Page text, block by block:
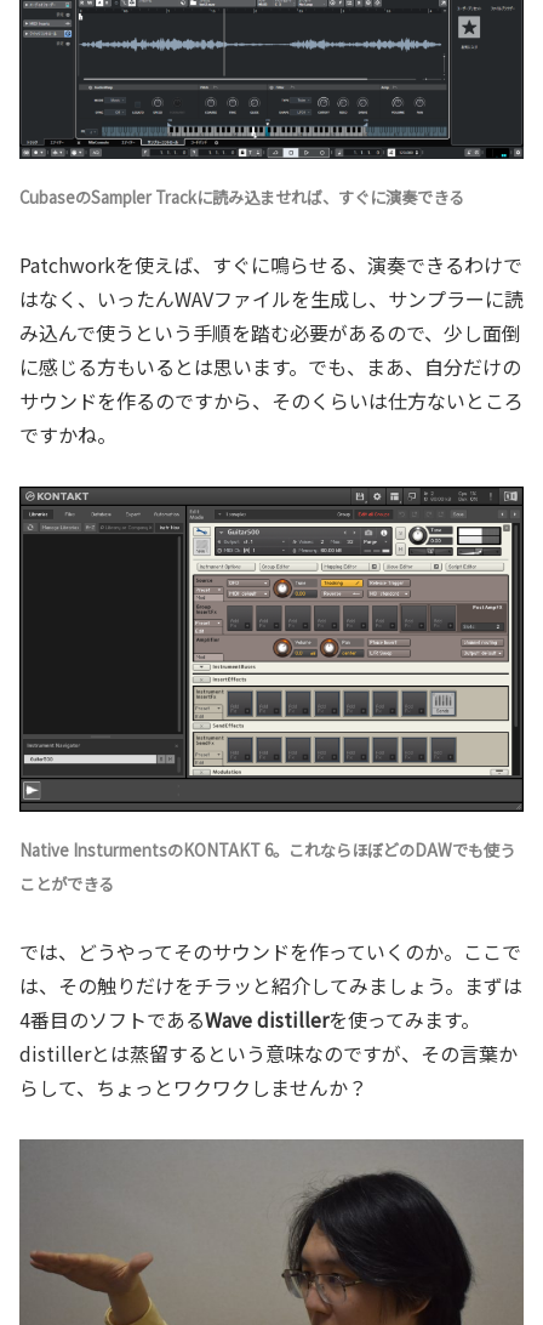
CubaseのSampler Trackに読み込ませれば、すぐに演奏できる
Patchworkを使えば、すぐに鳴らせる、演奏できるわけで
はなく、いったんWAVファイルを生成し、サンプラーに読
み込んで使うという手順を踏む必要があるので、少し面倒
に感じる方もいるとは思います。でも、まあ、自分だけの
サウンドを作るのですから、そのくらいは仕方ないところ
ですかね。
Native InsturmentsのKONTAKT 6。これならほぼどのDAWでも使う
ことができる
では、どうやってそのサウンドを作っていくのか。ここで
は、その触りだけをチラッと紹介してみましょう。まずは
4番目のソフトであるWave distillerを使ってみます。
distillerとは蒸留するという意味なのですが、その言葉か
らして、ちょっとワクワクしませんか？